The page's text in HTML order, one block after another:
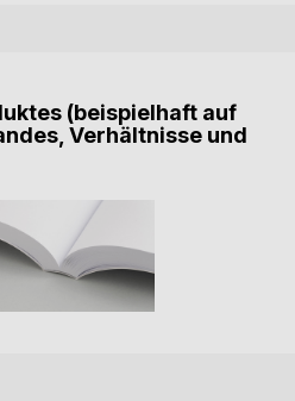
(beispielhaft auf
Verhältnisse und